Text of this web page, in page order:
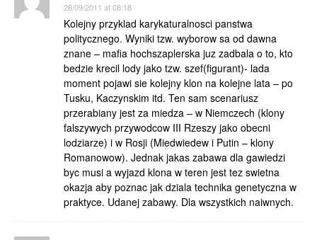
28/09/2011 at 08:18
Kolejny przyklad karykaturalnosci panstwa
politycznego. Wyniki tzw. wyborow sa od dawna
znane – mafia hochszaplerska juz zadbala o to, kto
bedzie krecil lody jako tzw. szef(figurant)- lada
moment pojawi sie kolejny klon na kolejne lata – po
Tusku, Kaczynskim itd. Ten sam scenariusz
przerabiany jest za miedza – w Niemczech (klony
falszywych przywodcow III Rzeszy jako obecni
lodziarze) i w Rosji (Miedwiedew i Putin – klony
Romanowow). Jednak jakas zabawa dla gawiedzi
byc musi a wyjazd klona w teren jest tez swietna
okazja aby poznac jak dziala technika genetyczna w
praktyce. Udanej zabawy. Dla wszystkich naiwnych.